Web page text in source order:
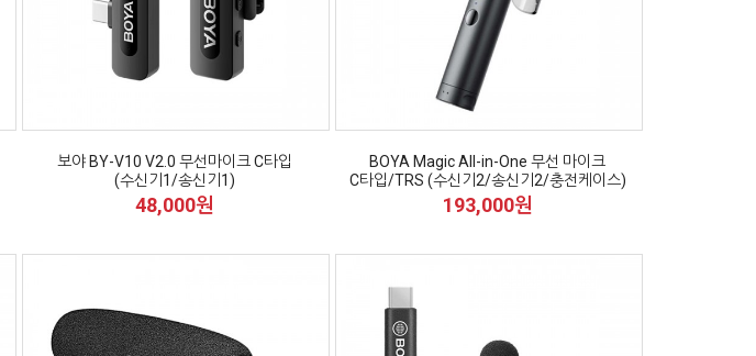
보야 BY-V10 V2.0 무선마이크 C타입
(수신기1/송신기1)
48,000원
BOYA Magic All-in-One 무선 마이크
C타입/TRS (수신기2/송신기2/충전케이스)
193,000원